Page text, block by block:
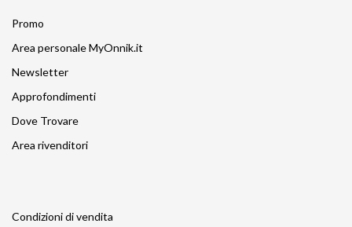
Promo
Area personale MyOnnik.it
Newsletter
Approfondimenti
Dove Trovare
Area rivenditori
Condizioni di vendita